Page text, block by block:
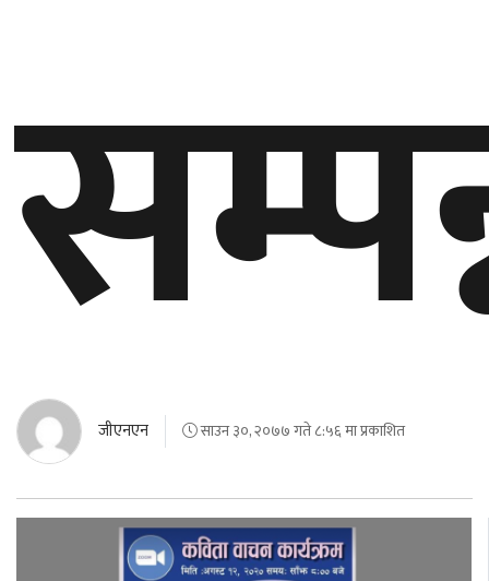
जीएनएन साउन ३०, २०७७ गते ८:५६ मा प्रकाशित